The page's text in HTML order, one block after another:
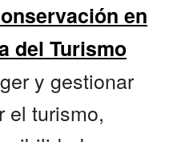
en
del Turismo
y gestionar
el turismo,